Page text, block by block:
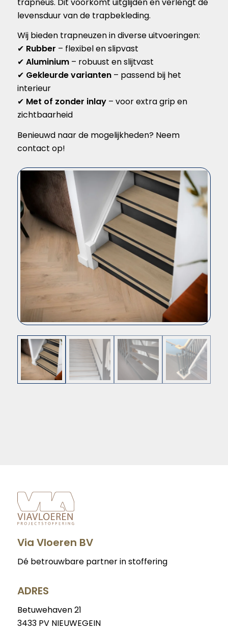
levensduur van de trapbekleding.
Wij bieden trapneuzen in diverse uitvoeringen:
✔ Rubber – flexibel en slipvast
✔ Aluminium– robuust en slijtvast
✔ Gekleurde varianten– passend bij het
interieur
✔ Met of zonder inlay– voor extra grip en
zichtbaarheid
Benieuwd naar de mogelijkheden? Neem
contact op!
Via Vloeren BV
Dé betrouwbare partner in stoffering
ADRES
Betuwehaven 21
3433 PV NIEUWEGEIN